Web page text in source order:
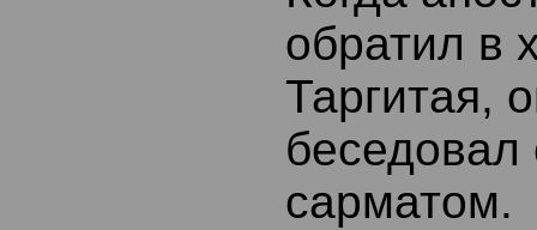
обратил в
Таргитая,
сарматом.